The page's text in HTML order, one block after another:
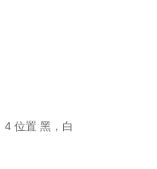
位置 黑，白